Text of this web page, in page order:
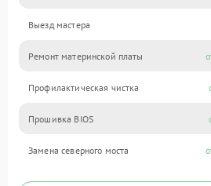
Выезд мастера
Ремонт материнской платы
Профилактическая чистка
Прошивка BIOS
Замена северного моста